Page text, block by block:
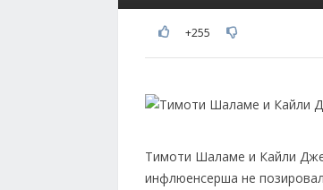
+255
Тимоти Шаламе и Кайли
инфлюенсерша не